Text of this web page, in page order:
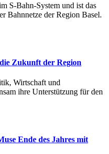
S-Bahn-System und ist das
Bahnnetze der Region Basel.
Zukunft der Region
Wirtschaft und
ihre Unterstützung für den
Ende des Jahres mit